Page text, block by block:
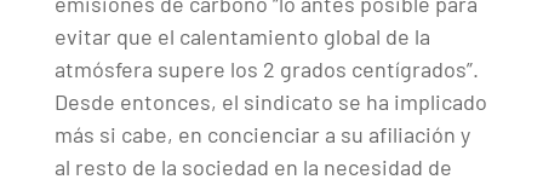
evitar que el calentamiento global de la
atmósfera supere los 2 grados centígrados”.
Desde entonces, el sindicato se ha implicado
más si cabe, en concienciar a su afiliación y
al resto de la sociedad en la necesidad de